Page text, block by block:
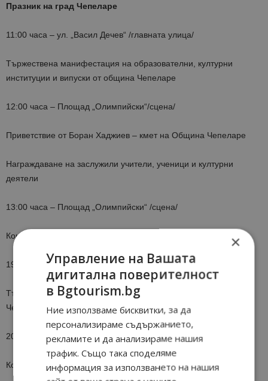
Празник на град Чепеларе
11:00 часа – ул. „Васил Дечев“ /главната улица/
Тържествена манифестация на образователни, културни
институции и випуски от община Чепеларе
12:00 часа – Площад „Олимпийски“/сцена/
Приветствие от Боран Хаджиев – кмет на Община Чепеларе
Награждаване на заслужили учители, ученици и културни
деятели
13:00 часа – Площад „Олимпийски“ /сцена/
Концерт на Росица Пейчева
19:00 часа – Площад „Олимпийски“ /сцена/
Тържествено изпращане на абитуриентите от община
Чепеларе
20:00 часа – Площад „Олимпийски“ /сцена/
Концерт на Тинчо Севдалинов и оркестър ПИМ
×
Управление на Вашата
дигитална поверителност
в Bgtourism.bg
Ние използваме бисквитки, за да
персонализираме съдържанието,
рекламите и да анализираме нашия
трафик. Също така споделяме
информация за използването на нашия